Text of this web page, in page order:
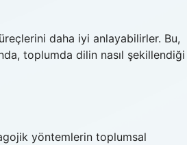
daha iyi anlayabilirler. Bu,
toplumda dilin nasıl şekillendiği
yöntemlerin toplumsal